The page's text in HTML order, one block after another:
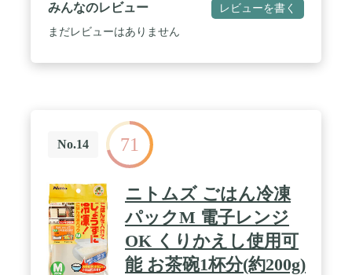
みんなのレビュー レビューを書く
まだレビューはありません
No.14 71
ニトムズ ごはん冷凍
パックM 電子レンジ
OK くりかえし使用可
能 お茶碗1杯分(約200g)